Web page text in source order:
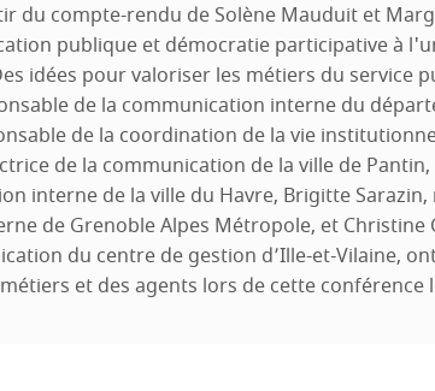
du compte-rendu de Solène Mauduit et
publique et démocratie participative à
idées pour valoriser les métiers du service
de la communication interne du
de la coordination de la vie
de la communication de la ville de
interne de la ville du Havre, Brigitte Sarazin,
de Grenoble Alpes Métropole, et Christine
du centre de gestion d’Ille-et-Vilaine,
et des agents lors de cette conférence